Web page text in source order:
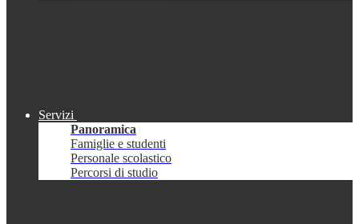
Servizi
Panoramica
Famiglie e studenti
Personale scolastico
Percorsi di studio